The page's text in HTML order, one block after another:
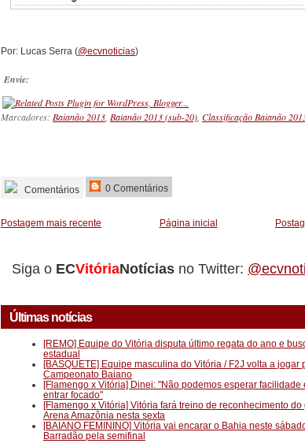
Por: Lucas Serra (@ecvnoticias)
Envie:
Marcadores: Baianão 2013, Baianão 2013 (sub-20), Classificação Baianão
Comentários 0 Comentários
Postagem mais recente Página inicial
Siga o ECVitóriaNotícias no Twitter:
Últimas notícias
[REMO] Equipe do Vitória disputa último regata do ano e
estadual
[BASQUETE] Equipe masculina do Vitória / F2J volta a jogar
Campeonato Baiano
[Flamengo x Vitória] Dinei: "Não podemos esperar facilidade
entrar focado"
[Flamengo x Vitória] Vitória fará treino de reconhecimento do
Arena Amazônia nesta sexta
[BAIANO FEMININO] Vitória vai encarar o Bahia neste
Barradão pela semifinal